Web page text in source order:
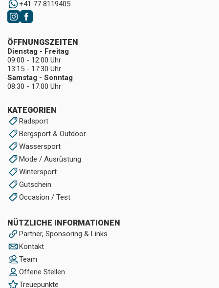
+41 77 8119405
KATEGORIEN
Radsport
Bergsport & Outdoor
Wassersport
Mode / Ausrüstung
Wintersport
Gutschein
Occasion / Test
NÜTZLICHE INFORMATIONEN
Partner, Sponsoring & Links
Kontakt
Team
Offene Stellen
Treuepunkte
ÖFFNUNGSZEITEN
Dienstag - Freitag
09:00 - 12:00 Uhr
13:15 - 17:30 Uhr
Samstag - Sonntag
08:30 - 17:00 Uhr